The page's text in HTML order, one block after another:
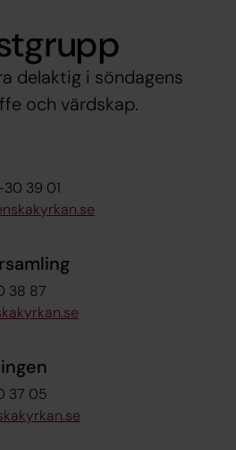
delaktig i söndagens
och värdskap.
39 01
38 87
37 05